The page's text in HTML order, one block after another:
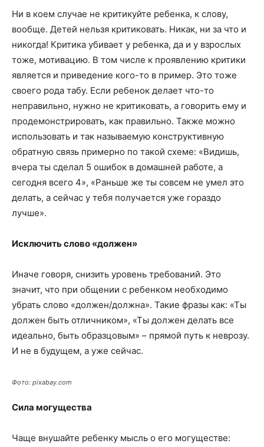
Ни в коем случае не критикуйте ребенка, к слову,
вообще. Детей нельзя критиковать. Никак, ни за что и
никогда! Критика убивает у ребенка, да и у взрослых
тоже, мотивацию. В том числе к проявлению критики
является и приведение кого-то в пример. Это тоже
своего рода табу. Если ребенок делает что-то
неправильно, нужно не критиковать, а говорить ему и
продемонстрировать, как правильно. Также можно
использовать и так называемую конструктивную
обратную связь примерно по такой схеме: «Видишь,
вчера ты сделал 5 ошибок в домашней работе, а
сегодня всего 4», «Раньше же ты совсем не умел это
делать, а сейчас у тебя получается уже гораздо
лучше».
Исключить слово «должен»
Иначе говоря, снизить уровень требований. Это
значит, что при общении с ребенком необходимо
убрать слово «должен/должна». Такие фразы как: «Ты
должен быть отличником», «Ты должен делать все
идеально, быть образцовым» – прямой путь к неврозу.
И не в будущем, а уже сейчас.
Фото: pixabay.com
Сила могущества
Чаще внушайте ребенку мысль о его могуществе: